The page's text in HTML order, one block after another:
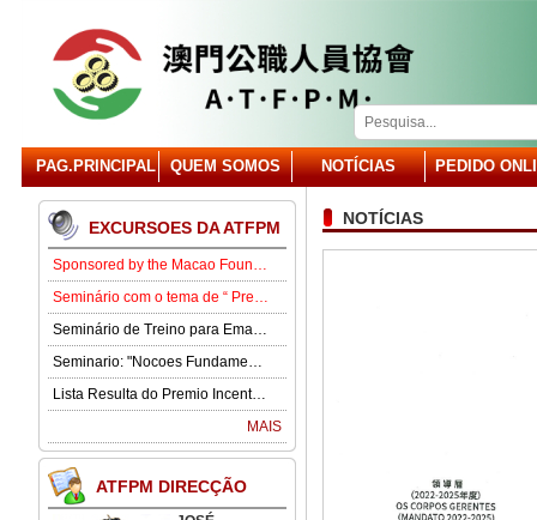
PAG.PRINCIPAL QUEM SOMOS NOTÍCIAS PEDIDO
EXCURSOES DA ATFPM
Sponsored by the Macao Foundation, the Macau Civil Servants Association (ATFPM) will organize the “Job Opportunities for Youth Seminar” at 3:00 p.m. on 15 August in our Association . Our guest speaker is Lawmaker José Pereira Coutinho.
Seminário com o tema de “ Prevenção e Controlo da Gota” .
Seminário de Treino para Emagrecimento.
Seminario: "Nocoes Fundamentais de Direito Comercialde Macau: Regime das Sociedades Comerciais,Orgaos Sociais, Direitos e Obrigagoes dos Socios"
Lista Resulta do Premio Incentivo 2026
MAIS
ATFPM DIRECÇÃO
NOTÍCIAS